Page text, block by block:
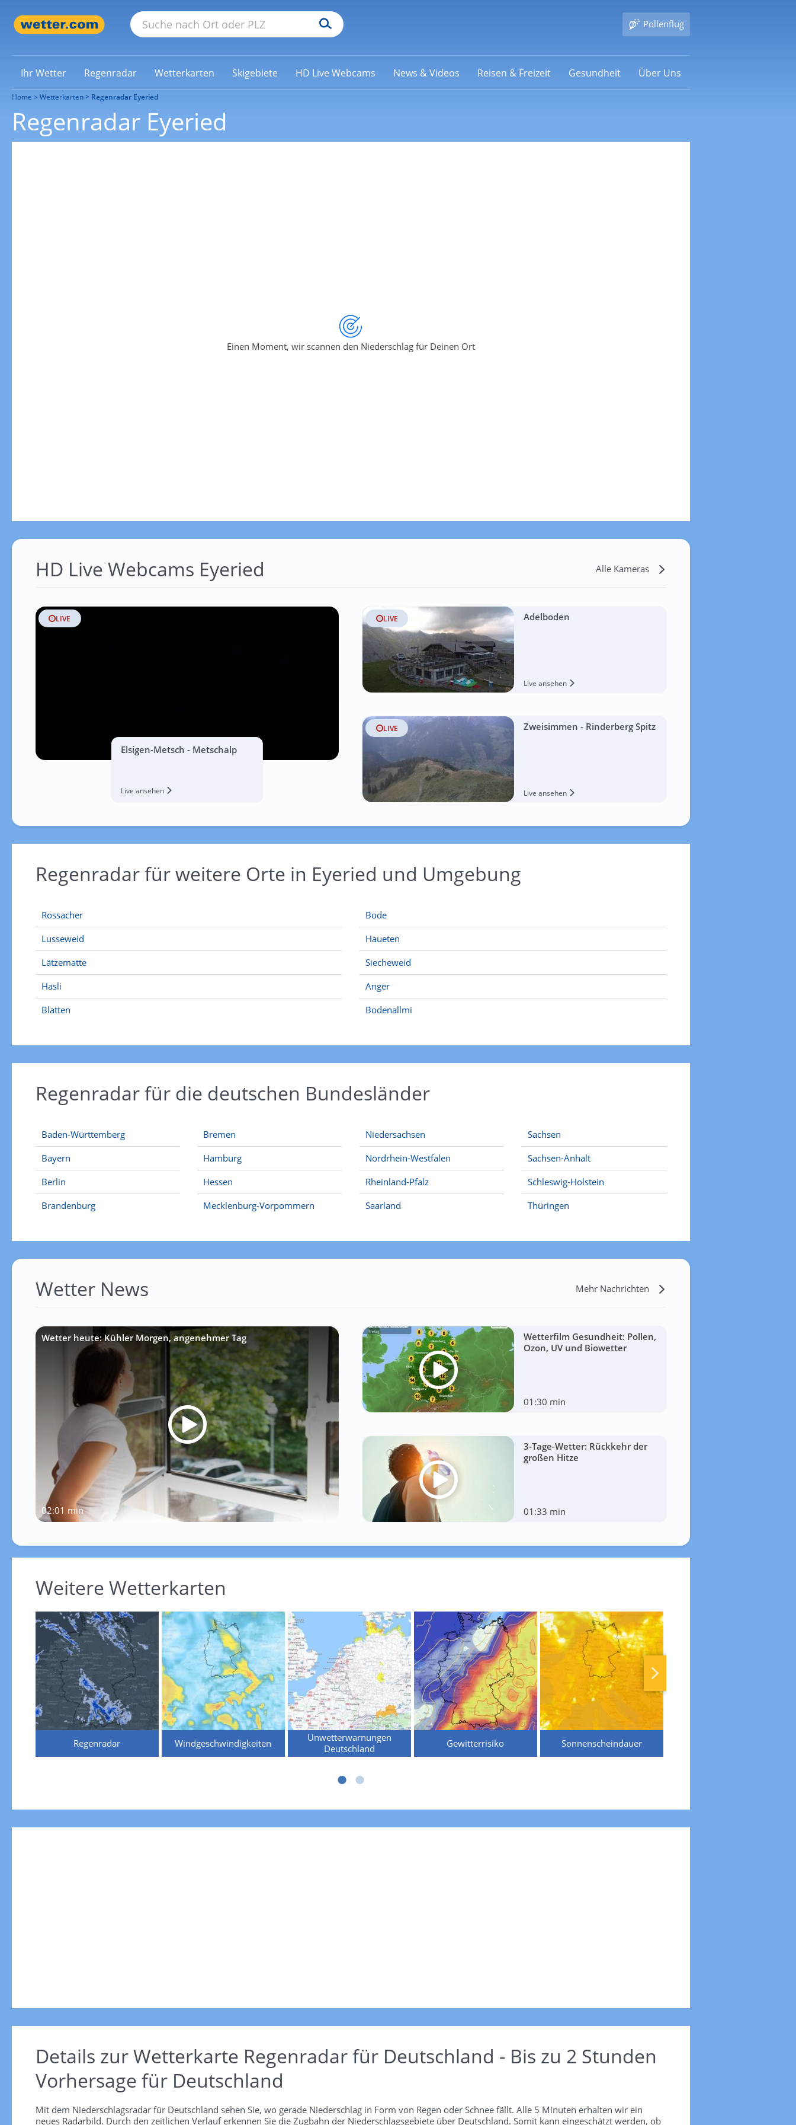
Pollenflug
Ihr Wetter Regenradar Wetterkarten Skigebiete HD Live Webcams News & Videos Reisen & Freizeit Gesundheit Über Uns
Home Wetterkarten Regenradar Eyeried
Regenradar Eyeried
Einen Moment, wir scannen den Niederschlag für Deinen Ort
HD Live Webcams Eyeried Alle Kameras
LIVE
Elsigen-Metsch - Metschalp
Live ansehen
LIVE Adelboden
Live ansehen
LIVE Zweisimmen - Rinderberg Spitz
Live ansehen
Regenradar für weitere Orte in Eyeried und Umgebung
Rossacher
Lusseweid
Lätzematte
Hasli
Blatten
Bode
Haueten
Siecheweid
Anger
Bodenallmi
Regenradar für die deutschen Bundesländer
Baden-Württemberg
Bayern
Berlin
Brandenburg
Bremen
Hamburg
Hessen
Mecklenburg-Vorpommern
Niedersachsen
Nordrhein-Westfalen
Rheinland-Pfalz
Saarland
Sachsen
Sachsen-Anhalt
Schleswig-Holstein
Thüringen
Wetter News Mehr Nachrichten
Wetter heute: Kühler Morgen, angenehmer Tag
02:01 min
Wetterfilm Gesundheit: Pollen,
Ozon, UV und Biowetter
01:30 min
3-Tage-Wetter: Rückkehr der
großen Hitze
01:33 min
Weitere Wetterkarten
Regenradar Windgeschwindigkeiten
Unwetterwarnungen
Deutschland
Gewitterrisiko Sonnenscheindauer
Details zur Wetterkarte Regenradar für Deutschland - Bis zu 2 Stunden
Vorhersage für Deutschland
Mit dem Niederschlagsradar für Deutschland sehen Sie, wo gerade Niederschlag in Form von Regen oder Schnee fällt. Alle 5 Minuten erhalten wir ein
neues Radarbild. Durch den zeitlichen Verlauf erkennen Sie die Zugbahn der Niederschlagsgebiete über Deutschland. Somit kann eingeschätzt werden, ob